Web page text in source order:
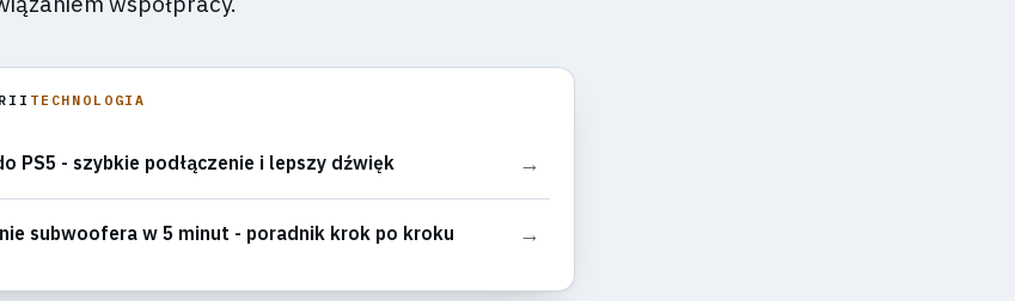
TECHNOLOGIA
PS5 - szybkie podłączenie i lepszy dźwięk →
subwoofera w 5 minut - poradnik krok po kroku →